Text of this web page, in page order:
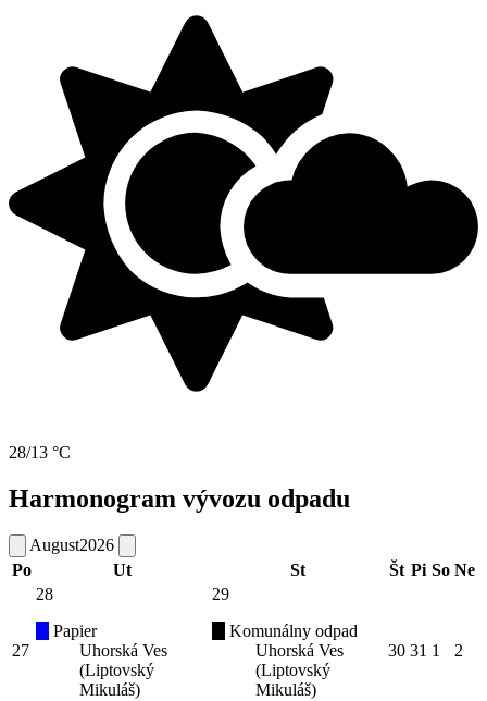
28/13 °C
Harmonogram vývozu odpadu
August2026
Po
Ut St Št Pi So Ne
27
28
Papier
Uhorská Ves
(Liptovský
Mikuláš)
29
Komunálny odpad
Uhorská Ves
(Liptovský
Mikuláš)
30 31 1 2